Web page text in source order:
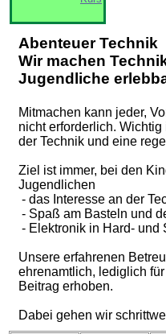
Abenteuer Technik
Wir machen
Jugendliche
Mitmachen kann jeder,
nicht erforderlich.
der Technik und eine
Ziel ist immer, bei den
Jugendlichen
- das Interesse an der
- Spaß am Basteln und
- Elektronik in Hard- und
Unsere erfahrenen
ehrenamtlich, lediglich
Beitrag erhoben.
Dabei gehen wir